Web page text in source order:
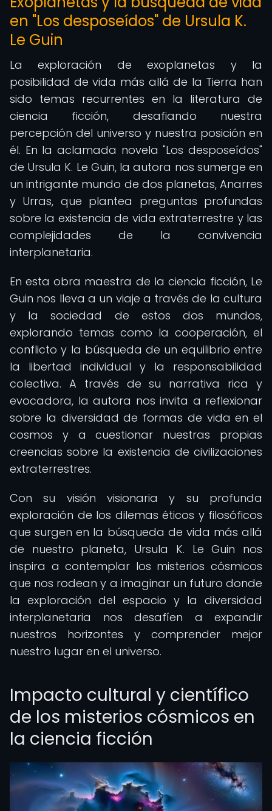
en "Los desposeídos" de Ursula K.
Le Guin
La exploración de exoplanetas y la
posibilidad de vida más allá de la Tierra han
sido temas recurrentes en la literatura de
ciencia ficción, desafiando nuestra
percepción del universo y nuestra posición en
él. En la aclamada novela "Los desposeídos"
de Ursula K. Le Guin, la autora nos sumerge en
un intrigante mundo de dos planetas, Anarres
y Urras, que plantea preguntas profundas
sobre la existencia de vida extraterrestre y las
complejidades de la convivencia
interplanetaria.
En esta obra maestra de la ciencia ficción, Le
Guin nos lleva a un viaje a través de la cultura
y la sociedad de estos dos mundos,
explorando temas como la cooperación, el
conflicto y la búsqueda de un equilibrio entre
la libertad individual y la responsabilidad
colectiva. A través de su narrativa rica y
evocadora, la autora nos invita a reflexionar
sobre la diversidad de formas de vida en el
cosmos y a cuestionar nuestras propias
creencias sobre la existencia de civilizaciones
extraterrestres.
Con su visión visionaria y su profunda
exploración de los dilemas éticos y filosóficos
que surgen en la búsqueda de vida más allá
de nuestro planeta, Ursula K. Le Guin nos
inspira a contemplar los misterios cósmicos
que nos rodean y a imaginar un futuro donde
la exploración del espacio y la diversidad
interplanetaria nos desafíen a expandir
nuestros horizontes y comprender mejor
nuestro lugar en el universo.
Impacto cultural y científico
de los misterios cósmicos en
la ciencia ficción